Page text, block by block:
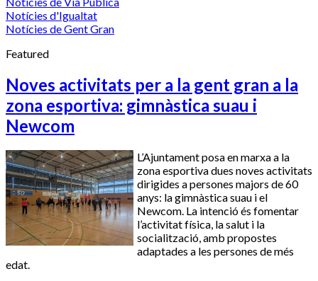
Notícies d'Igualtat
Notícies de Gent Gran
Featured
Noves activitats per a la gent gran a la
zona esportiva: gimnàstica suau i
Newcom
L’Ajuntament posa en marxa a la
zona esportiva dues noves activitats
dirigides a persones majors de 60
anys: la gimnàstica suau i el
Newcom. La intenció és fomentar
l’activitat física, la salut i la
socialització, amb propostes
adaptades a les persones de més
edat.